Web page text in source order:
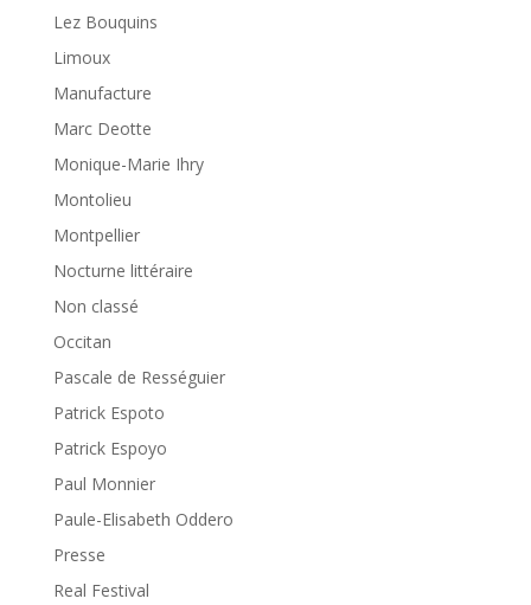
Lez Bouquins
Limoux
Manufacture
Marc Deotte
Monique-Marie Ihry
Montolieu
Montpellier
Nocturne littéraire
Non classé
Occitan
Pascale de Rességuier
Patrick Espoto
Patrick Espoyo
Paul Monnier
Paule-Elisabeth Oddero
Presse
Real Festival